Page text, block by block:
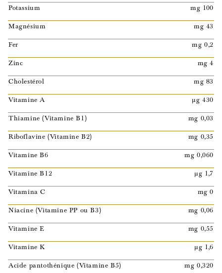
Potassium
mg 100
Magnésium
mg 43
Fer
mg 0,2
Zinc
mg 4
Cholestérol
mg 83
Vitamine A
µg 430
Thiamine (Vitamine B1)
mg 0,03
Riboflavine (Vitamine B2)
mg 0,35
Vitamine B6
mg 0,060
Vitamine B12
µg 1,7
Vitamina C
mg 0
Niacine (Vitamine PP ou B3)
mg 0,06
Vitamine E
mg 0,55
Vitamine K
µg 1,6
Acide pantothénique (Vitamine B5)
mg 0,320